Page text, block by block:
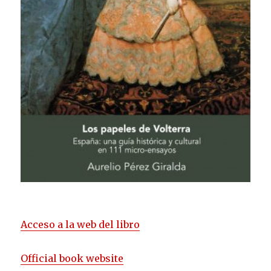
Acceso a la web del libro
Official book website